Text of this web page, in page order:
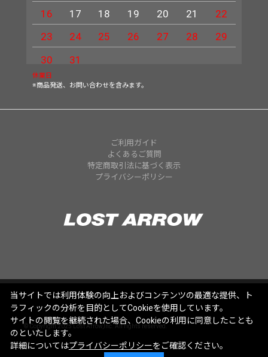
16
17 18 19 20 21
22
23
24 25 26 27 28
29
30
31
休業日
※商品発送、お問い合わせを含みます。
ご利用ガイド
よくあるご質問
特定商取引法に基づく表示
プライバシーポリシー
© Copyright 2025 Lost Arrow,Inc. All rights reserved.
当サイトでは利用体験の向上およびコンテンツの最適な提供、ト
ラフィックの分析を目的としてCookieを使用しています。
サイトの閲覧を継続された場合、Cookieの利用に同意したことも
のといたします。
詳細についてはプライバシーポリシーをご確認ください。